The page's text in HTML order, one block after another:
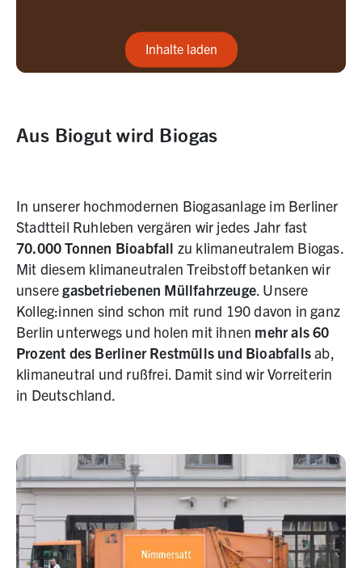
Inhalte laden
Aus Biogut wird Biogas
In unserer hochmodernen Biogasanlage im Berliner
Stadtteil Ruhleben vergären wir jedes Jahr fast
70.000 Tonnen Bioabfall zu klimaneutralem Biogas.
Mit diesem klimaneutralen Treibstoff betanken wir
unseregasbetriebenen Müllfahrzeuge . Unsere
Kolleg:innen sind schon mit rund 190 davon in ganz
Berlin unterwegs und holen mit ihnen mehr als 60
Prozent des Berliner Restmülls und Bioabfallsab,
klimaneutral und rußfrei. Damit sind wir Vorreiterin
in Deutschland.